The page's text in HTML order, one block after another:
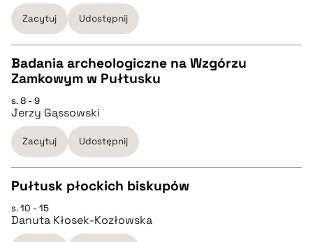
pobierz cytat
BIBTEX
pobierz cytat
Zacytuj Udostępnij
CZYSTY TEKST
pobierz cytat
BIBTEX
pobierz cytat
Badania archeologiczne na Wzgórzu
Zamkowym w Pułtusku
s. 8 - 9
Jerzy Gąssowski
Zacytuj Udostępnij
CZYSTY TEKST
Pułtusk płockich biskupów
s. 10 - 15
Danuta Kłosek-Kozłowska